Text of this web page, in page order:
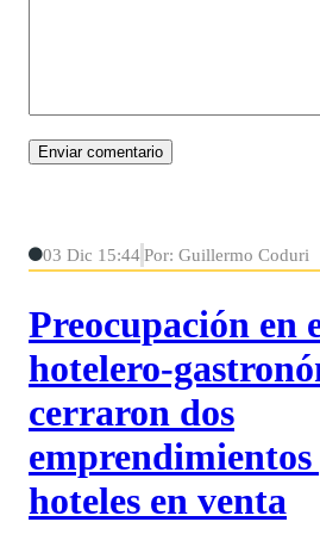
03 Dic 15:44Por: Guillermo Coduri
Preocupación en
hotelero-
cerraron dos
hoteles en venta